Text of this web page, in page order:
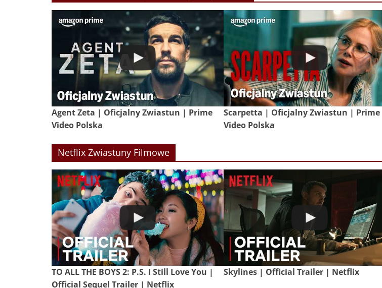
Agent Zeta | Oficjalny Zwiastun | Prime
Video Polska
Scarpetta | Oficjalny Zwiastun | Prime
Video Polska
Netflix Zwiastuny Filmowe
TO ALL THE BOYS 2: P.S. I Still Love You |
Official Sequel Trailer | Netflix
Skylines | Official Trailer | Netflix